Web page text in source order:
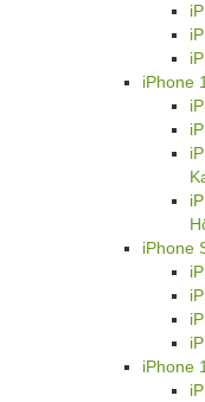
iPhone
iPhone
iPhone